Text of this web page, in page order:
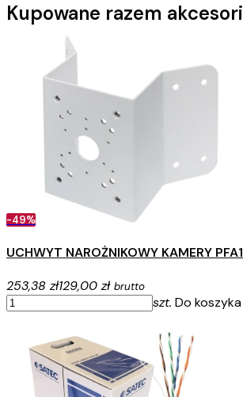
Kupowane razem
-49%
UCHWYT NAROŻNIKOWY KAMERY
253,38 zł129,00 zł brutto
szt. Do koszyka